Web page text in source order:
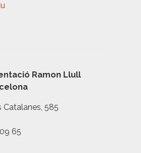
Ramon Llull
Catalanes, 585
65